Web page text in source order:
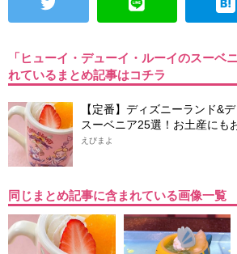
「ヒューイ・デューイ・ルーイのスーベ
れているまとめ記事はコチラ
【定番】ディズニーランド&
スーベニア25選！お土産にも
えびまよ
同じまとめ記事に含まれている画像一覧